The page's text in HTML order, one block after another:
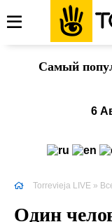
Cамый
6
Torrevieja LIVE »
Один